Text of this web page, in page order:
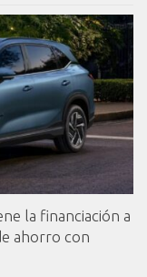
la financiación a
ahorro con